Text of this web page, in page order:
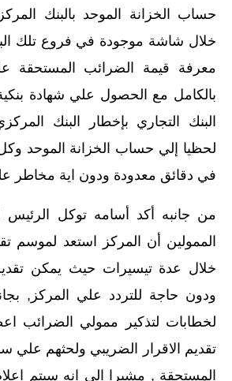
حساب الخزانة الموحد بالبنك
خلال شاشة موجودة في فروع تلك
معرفة قيمة الضرائب المستحقة
بالكامل مع الحصول علي شهادة
البنك التجاري بإخطار البنك
لحظيا إلي حساب الخزانة الموحد
في دقائق معدودة ودون اية مخاطر
من جانبه أكد أسامه توكل الرئيس
الممولين أن المركز استعد لموسم
خلال عدة تيسيرات حيث يمكن تقديم
ودون حاجة للتردد علي المركز,
لخطابات لتذكير ممولي الضرائب
تقديم الاقرار الضريبي ولحثهم علي
المستحقة , مشيرا الي انه سيتم